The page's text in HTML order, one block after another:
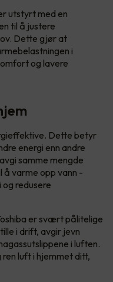
utstyrt med en
til å justere
Dette gjør at
i
og lavere
Dette betyr
energi enn andre
samme mengde
å varme opp vann -
redusere
er svært pålitelige
i drift, avgir jevn
i luften.
luft i hjemmet ditt,